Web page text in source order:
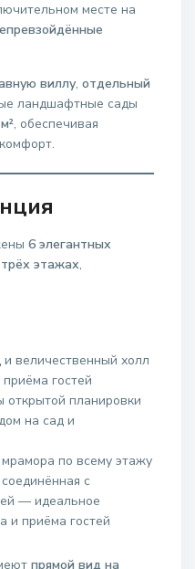
месте на
виллу,отдельный
ландшафтные сады
, обеспечивая
6 элегантных
трёх этажах,
величественный холл
гостей
планировки
на сад и
по всему этажу
с
— идеальное
и приёма гостей
прямой вид на